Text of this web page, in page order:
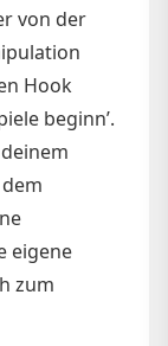
von der
Hook
beginn’.
eigene
zum